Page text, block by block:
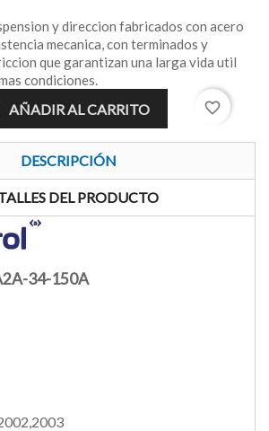
y direccion fabricados con acero
mecanica, con terminados y
que garantizan una larga vida util
condiciones.
AÑADIR AL CARRITO favorite_border
DESCRIPCIÓN
DEL PRODUCTO
34-150A